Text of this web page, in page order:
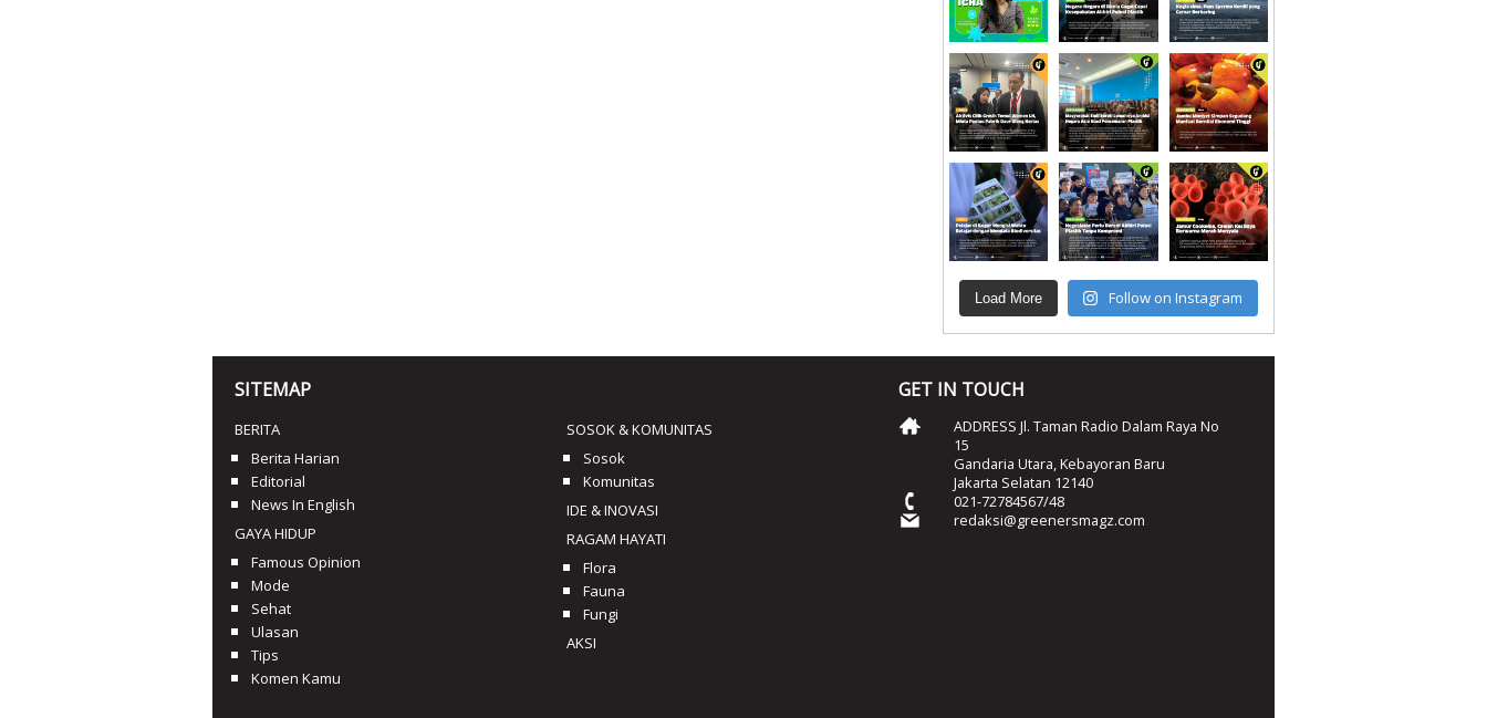
Load More Follow on Instagram
SITEMAP
BERITA
Berita Harian
Editorial
News In English
GAYA HIDUP
Famous Opinion
Mode
Sehat
Ulasan
Tips
Komen Kamu
SOSOK & KOMUNITAS
Sosok
Komunitas
IDE & INOVASI
RAGAM HAYATI
Flora
Fauna
Fungi
AKSI
GET IN TOUCH
ADDRESS Jl. Taman Radio Dalam Raya No
15
Gandaria Utara, Kebayoran Baru
Jakarta Selatan 12140
021-72784567/48
redaksi@greenersmagz.com